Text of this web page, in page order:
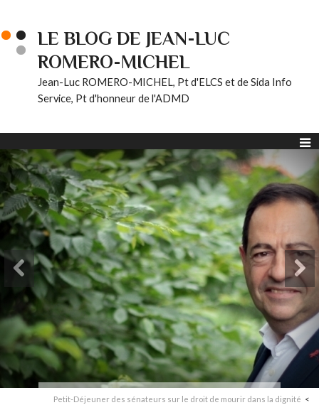
LE BLOG DE JEAN-LUC
ROMERO-MICHEL
Jean-Luc ROMERO-MICHEL, Pt d'ELCS et de Sida Info
Service, Pt d'honneur de l'ADMD
Petit-Déjeuner des sénateurs sur le droit de mourir dans la dignité